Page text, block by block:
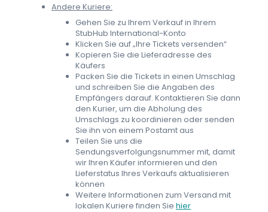
Andere Kuriere:
Gehen Sie zu Ihrem Verkauf in Ihrem
StubHub International-Konto
Klicken Sie auf „Ihre Tickets versenden“
Kopieren Sie die Lieferadresse des
Käufers
Packen Sie die Tickets in einen Umschlag
und schreiben Sie die Angaben des
Empfängers darauf. Kontaktieren Sie dann
den Kurier, um die Abholung des
Umschlags zu koordinieren oder senden
Sie ihn von einem Postamt aus
Teilen Sie uns die
Sendungsverfolgungsnummer mit, damit
wir Ihren Käufer informieren und den
Lieferstatus Ihres Verkaufs aktualisieren
können
Weitere Informationen zum Versand mit
lokalen Kuriere finden Sie hier